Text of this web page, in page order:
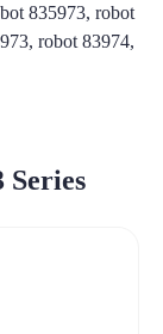
835973, robot
robot 83974,
Series